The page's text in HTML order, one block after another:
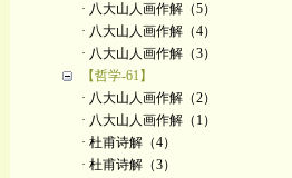
· 八大山人画作解（5）
· 八大山人画作解（4）
· 八大山人画作解（3）
【哲学-61】
· 八大山人画作解（2）
· 八大山人画作解（1）
· 杜甫诗解（4）
· 杜甫诗解（3）